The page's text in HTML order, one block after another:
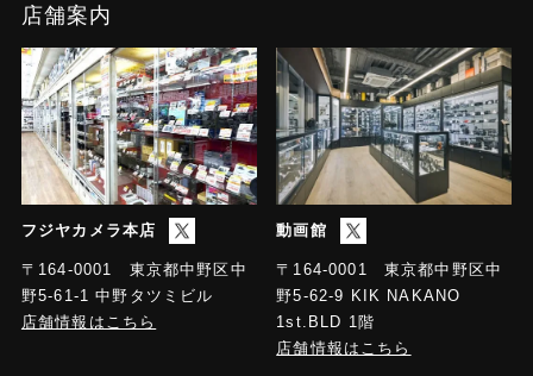
写真フォーマット
JPG / JPG＋DNG
動画フォーマット
MP4（MPEG-4 AVC / H.264）
対応SDカード
microSD（最大256GB / ビデオクラスV30以上推奨）
音声フォーマット
48kHz、AAC ステレオ
店舗案内
フジヤカメラ本店
〒164-0001 東京都中野区中
野5-61-1 中野タツミビル
店舗情報はこちら
動画館
〒164-0001 東京都中野区中
野5-62-9 KIK NAKANO
1st.BLD 1階
店舗情報はこちら